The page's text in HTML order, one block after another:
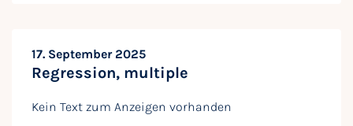
17. September 2025
Regression, multiple
Kein Text zum Anzeigen vorhanden